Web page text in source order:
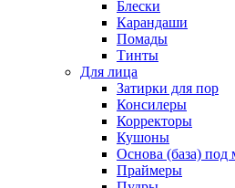
Блески
Карандаши
Помады
Тинты
Для лица
Затирки для пор
Консилеры
Корректоры
Кушоны
Основа (база) под
Праймеры